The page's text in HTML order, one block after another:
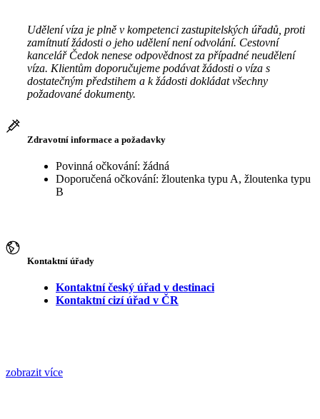
Udělení víza je plně v kompetenci zastupitelských úřadů, proti
zamítnutí žádosti o jeho udělení není odvolání. Cestovní
kancelář Čedok nenese odpovědnost za případné neudělení
víza. Klientům doporučujeme podávat žádosti o víza s
dostatečným předstihem a k žádosti dokládat všechny
požadované dokumenty.
Zdravotní informace a požadavky
Povinná očkování: žádná
Doporučená očkování: žloutenka typu A, žloutenka typu
B
Kontaktní úřady
Kontaktní český úřad v destinaci
Kontaktní cizí úřad v ČR
zobrazit více